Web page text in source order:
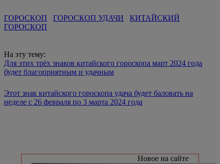
ГОРОСКОП ГОРОСКОП УДАЧИ
КИТАЙСКИЙ
ГОРОСКОП
На эту тему:
Для этих трёх знаков китайского гороскопа март 2024 года
будет благоприятным и удачным
Этот знак китайского гороскопа удача будет баловать на
неделе с 26 февраля по 3 марта 2024 года
Новое на сайте